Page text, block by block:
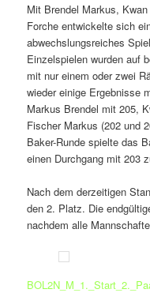
Mit Brendel Markus,
Forche entwickelte sich
abwechslungsreiches
Einzelspielen wurden auf
mit nur einem oder zwei
wieder einige Ergebnisse
Markus Brendel mit 205,
Fischer Markus (202 und
Baker-Runde spielte das
einen Durchgang mit 203
Nach dem derzeitigen
den 2. Platz. Die
nachdem alle